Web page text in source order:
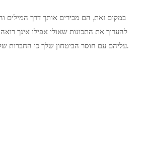
במקום זאת, הם מכירים אותך דרך המילים
להעריך את התכונות שאולי אפילו אינך
עליהם עם חוסר הביטחון שלך כי החברות שלך תהיה אזור נטול שיפוט.